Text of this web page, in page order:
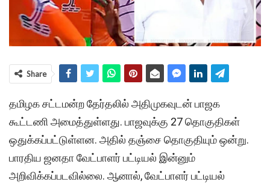
Share
தமிழக சட்டமன்ற தேர்தலில் அதிமுகவுடன் பாஜக
கூட்டணி அமைத்துள்ளது. பாஜவுக்கு 27 தொகுதிகள்
ஒதுக்கப்பட்டுள்ளன. அதில் தஞ்சை தொகுதியும் ஒன்று.
பாரதிய ஜனதா வேட்பாளர் பட்டியல் இன்னும்
அறிவிக்கப்படவில்லை. ஆனால், வேட்பாளர் பட்டியல்